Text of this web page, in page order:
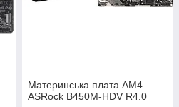
Материнська плата AM4
ASRock B450M-HDV R4.0